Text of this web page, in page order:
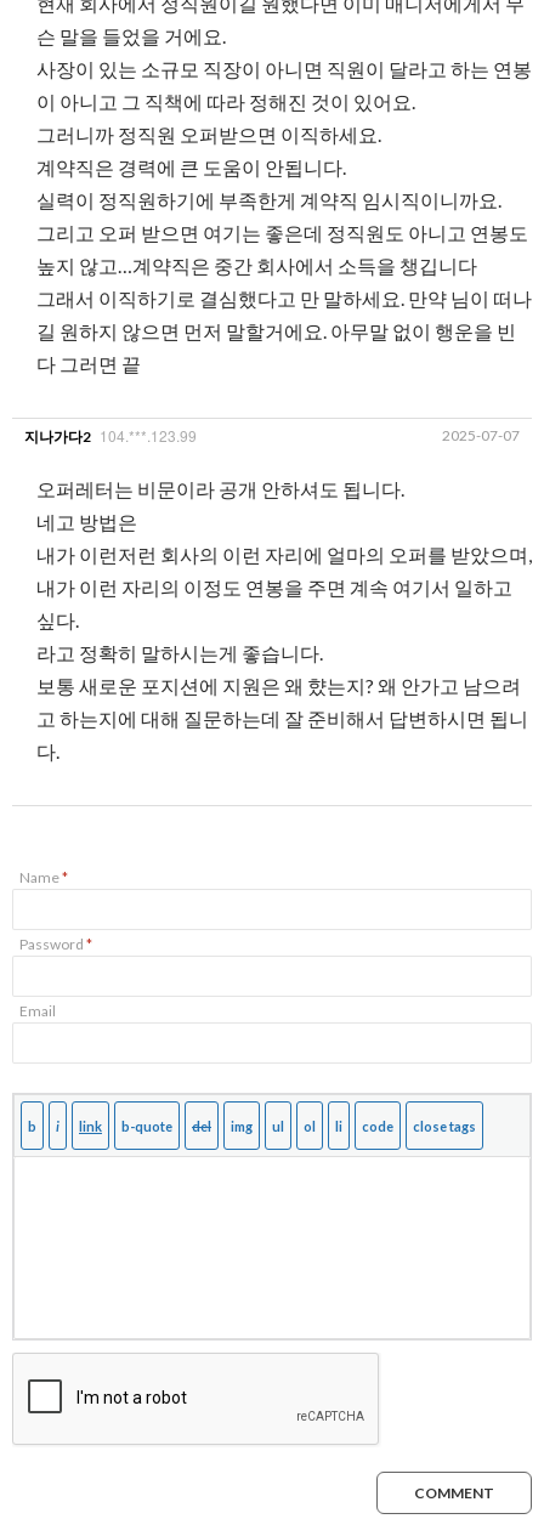
슨 말을 들었을 거에요.
사장이 있는 소규모 직장이 아니면 직원이 달라고 하는 연봉
이 아니고 그 직책에 따라 정해진 것이 있어요.
그러니까 정직원 오퍼받으면 이직하세요.
계약직은 경력에 큰 도움이 안됩니다.
실력이 정직원하기에 부족한게 계약직 임시직이니까요.
그리고 오퍼 받으면 여기는 좋은데 정직원도 아니고 연봉도
높지 않고…계약직은 중간 회사에서 소득을 챙깁니다
그래서 이직하기로 결심했다고 만 말하세요. 만약 님이 떠나
길 원하지 않으면 먼저 말할거에요. 아무말 없이 행운을 빈
다 그러면 끝
지나가다2 104.***.123.99 2025-07-07
오퍼레터는 비문이라 공개 안하셔도 됩니다.
네고 방법은
내가 이런저런 회사의 이런 자리에 얼마의 오퍼를 받았으며,
내가 이런 자리의 이정도 연봉을 주면 계속 여기서 일하고
싶다.
라고 정확히 말하시는게 좋습니다.
보통 새로운 포지션에 지원은 왜 햤는지? 왜 안가고 남으려
고 하는지에 대해 질문하는데 잘 준비해서 답변하시면 됩니
다.
Name*
Password *
Email
COMMENT